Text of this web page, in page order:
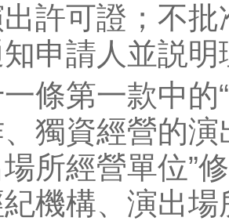
許可證；不批
申請人並説明
第一款中的“
獨資經營的演
所經營單位”
機構、演出場